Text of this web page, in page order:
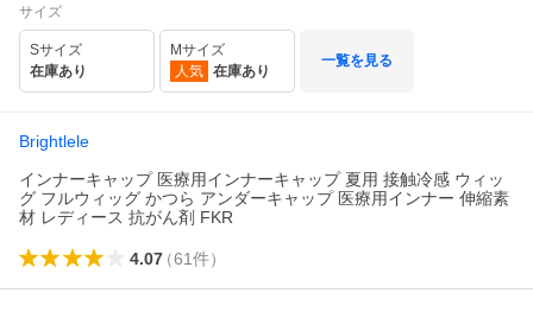
サイズ
Sサイズ
在庫あり
Mサイズ
人気 在庫あり
一覧を見る
Brightlele
インナーキャップ 医療用インナーキャップ 夏用 接触冷感 ウィッ
グ フルウィッグ かつら アンダーキャップ 医療用インナー 伸縮素
材 レディース 抗がん剤 FKR
4.07（61件）